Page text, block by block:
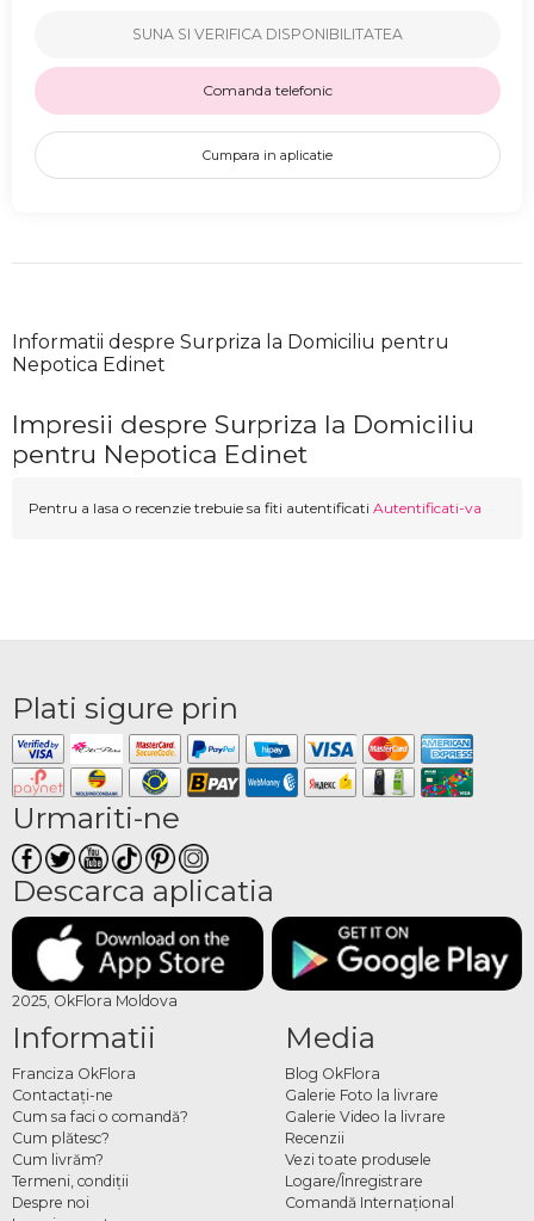
SUNA SI VERIFICA DISPONIBILITATEA
Comanda telefonic
Cumpara in aplicatie
Informatii despre Surpriza la Domiciliu pentru
Nepotica Edinet
Impresii despre Surpriza la Domiciliu
pentru Nepotica Edinet
Pentru a lasa o recenzie trebuie sa fiti autentificati Autentificati-va
Plati sigure prin
Urmariti-ne
Descarca aplicatia
2025, OkFlora Moldova
Informatii
Franciza OkFlora
Contactaţi-ne
Cum sa faci o comandă?
Cum plătesc?
Cum livrăm?
Termeni, condiţii
Despre noi
Media
Blog OkFlora
Galerie Foto la livrare
Galerie Video la livrare
Recenzii
Vezi toate produsele
Logare/Înregistrare
Comandă Internațional